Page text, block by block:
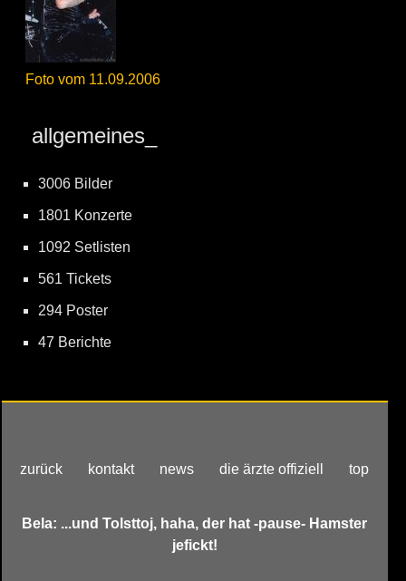
Foto vom 11.09.2006
allgemeines_
3006 Bilder
1801 Konzerte
1092 Setlisten
561 Tickets
294 Poster
47 Berichte
zurück kontakt news die ärzte offiziell top
Bela: ...und Tolsttoj, haha, der hat -pause- Hamster
jefickt!